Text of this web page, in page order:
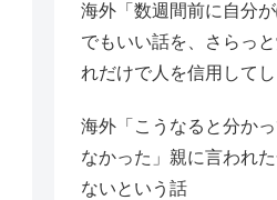
海外「数週間前に自分
でもいい話を、さらっ
れだけで人を信用して
海外「こうなると分か
なかった」親に言われ
ないという話